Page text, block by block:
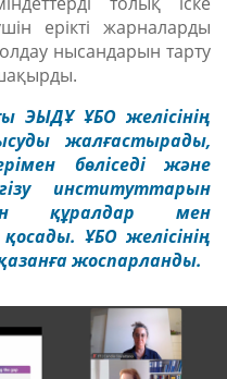
ерікті жарналарды
нысандарын тарту
ЭЫДҰ ҰБО желісінің
жалғастырады,
бөліседі және
институттарын
құралдар мен
ҰБО желісінің
жоспарланды.